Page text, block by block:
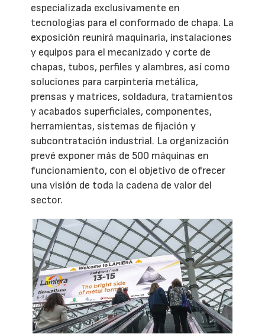
especializada exclusivamente en
tecnologías para el conformado de chapa. La
exposición reunirá maquinaria, instalaciones
y equipos para el mecanizado y corte de
chapas, tubos, perfiles y alambres, así como
soluciones para carpintería metálica,
prensas y matrices, soldadura, tratamientos
y acabados superficiales, componentes,
herramientas, sistemas de fijación y
subcontratación industrial. La organización
prevé exponer más de 500 máquinas en
funcionamiento, con el objetivo de ofrecer
una visión de toda la cadena de valor del
sector.